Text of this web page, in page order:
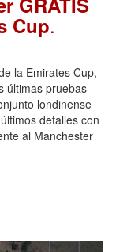
Cup.
la Emirates Cup,
últimas pruebas
londinense
detalles con
al Manchester